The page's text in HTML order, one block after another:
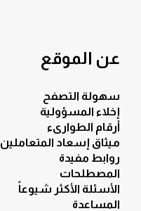
عن الموقع
سهولة التصفح
إخلاء المسؤولية
أرقام الطوارىء
ميثاق إسعاد المتعاملين
روابط مفيدة
المصطلحات
الأسئلة الأكثر شيوعاً
المساعدة